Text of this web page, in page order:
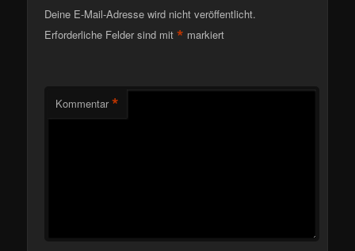
Deine E-Mail-Adresse wird nicht veröffentlicht.
Erforderliche Felder sind mit* markiert
Kommentar *